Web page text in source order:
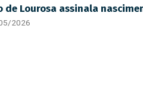
de Lourosa assinala
2026